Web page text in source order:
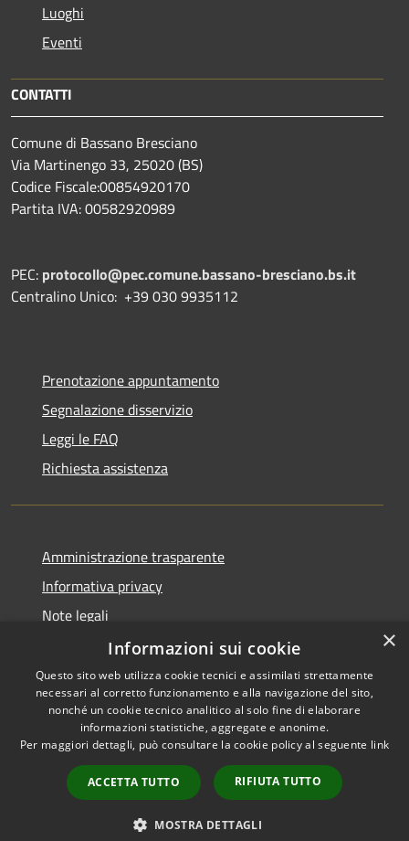
Luoghi
Eventi
CONTATTI
Comune di Bassano Bresciano
Via Martinengo 33, 25020 (BS)
Codice Fiscale:00854920170
Partita IVA: 00582920989
PEC: protocollo@pec.comune.bassano-bresciano.bs.it
Centralino Unico: +39 030 9935112
Prenotazione appuntamento
Segnalazione disservizio
Leggi le FAQ
Richiesta assistenza
Amministrazione trasparente
Informativa privacy
Note legali
Dichiarazione di accessibilità
RSS
Accessibilità
Copyright © 2026 • Comune di
byMunicipium
Accesso
redazione
×
Informazioni sui cookie
Questo sito web utilizza cookie tecnici e assimilati strettamente
necessari al corretto funzionamento e alla navigazione del sito,
nonché un cookie tecnico analitico al solo fine di elaborare
informazioni statistiche, aggregate e anonime.
Per maggiori dettagli, può consultare la cookie policy al seguente link
ACCETTA TUTTO RIFIUTA TUTTO
MOSTRA DETTAGLI